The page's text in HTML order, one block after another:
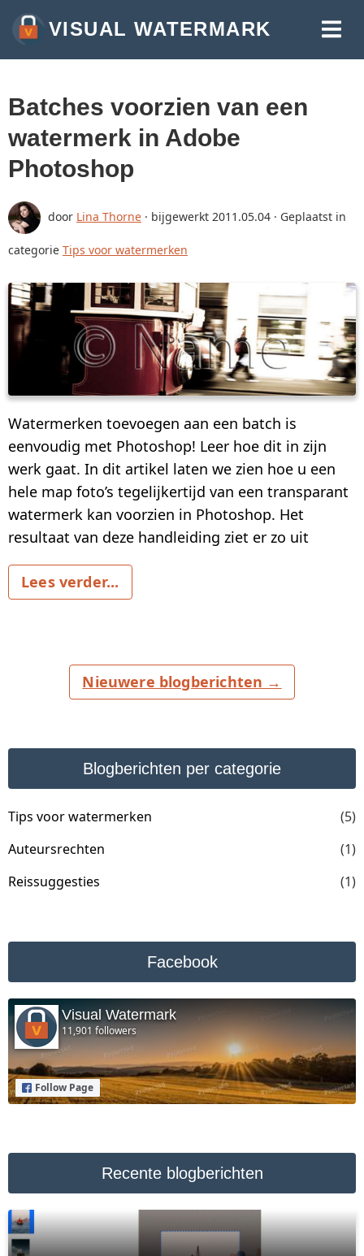
VISUAL WATERMARK
WATERMERK FOTO'S
WATERMERK VIDEO'S
WATERMERK PDF'S
MEER HULPMIDDELEN:
FOTO'S COMPRIMEREN
AFBEELDING FORMAAT WIJZIGEN
TEKST OP FOTO ZETTEN
CONVERTEREN NAAR JPG
AFBEELDINGEN VERVAGEN
KOPEN
ONDERSTEUNING:
NEEM CONTACT OP MET HET
ONDERSTEUNINGSTEAM
HERSTEL ACTIVERINGSSLEUTEL
BLOG
GRATIS DOWNLOADEN
Batches voorzien van een
watermerk in Adobe
Photoshop
door Lina Thorne · bijgewerkt 2011.05.04 · Geplaatst in
categorie Tips voor watermerken
Watermerken toevoegen aan een batch is
eenvoudig met Photoshop! Leer hoe dit in zijn
werk gaat. In dit artikel laten we zien hoe u een
hele map foto’s tegelijkertijd van een transparant
watermerk kan voorzien in Photoshop. Het
resultaat van deze handleiding ziet er zo uit
Lees verder...
Nieuwere blogberichten →
Blogberichten per categorie
Tips voor watermerken
(5)
Auteursrechten
(1)
Reissuggesties
(1)
Facebook
Visual Watermark
11,901 followers
Follow Page
Recente blogberichten